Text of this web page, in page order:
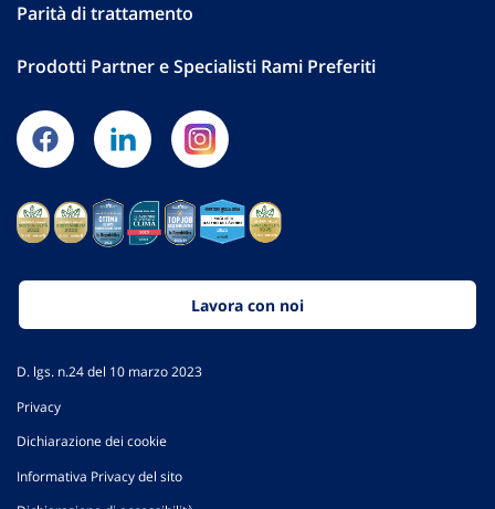
Parità di trattamento
Prodotti Partner e Specialisti Rami Preferiti
Lavora con noi
D. lgs. n.24 del 10 marzo 2023
Privacy
Dichiarazione dei cookie
Informativa Privacy del sito